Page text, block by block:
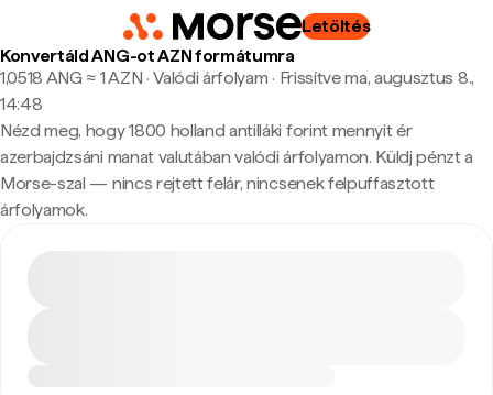
Letöltés
Konvertáld ANG-ot AZN formátumra
1,0518 ANG ≈ 1 AZN · Valódi árfolyam · Frissítve ma, augusztus 8.,
14:48
Nézd meg, hogy 1800 holland antilláki forint mennyit ér
azerbajdzsáni manat valutában valódi árfolyamon. Küldj pénzt a
Morse-szal — nincs rejtett felár, nincsenek felpuffasztott
árfolyamok.